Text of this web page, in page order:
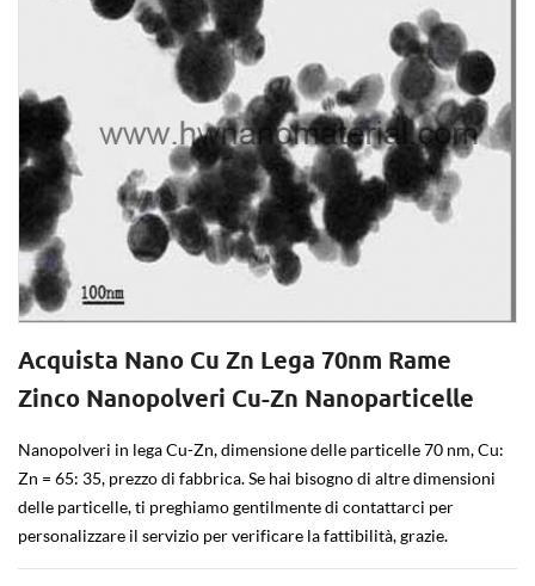
Acquista Nano Cu Zn Lega 70nm Rame
Zinco Nanopolveri Cu-Zn Nanoparticelle
Nanopolveri in lega Cu-Zn, dimensione delle particelle 70 nm, Cu:
Zn = 65: 35, prezzo di fabbrica. Se hai bisogno di altre dimensioni
delle particelle, ti preghiamo gentilmente di contattarci per
personalizzare il servizio per verificare la fattibilità, grazie.